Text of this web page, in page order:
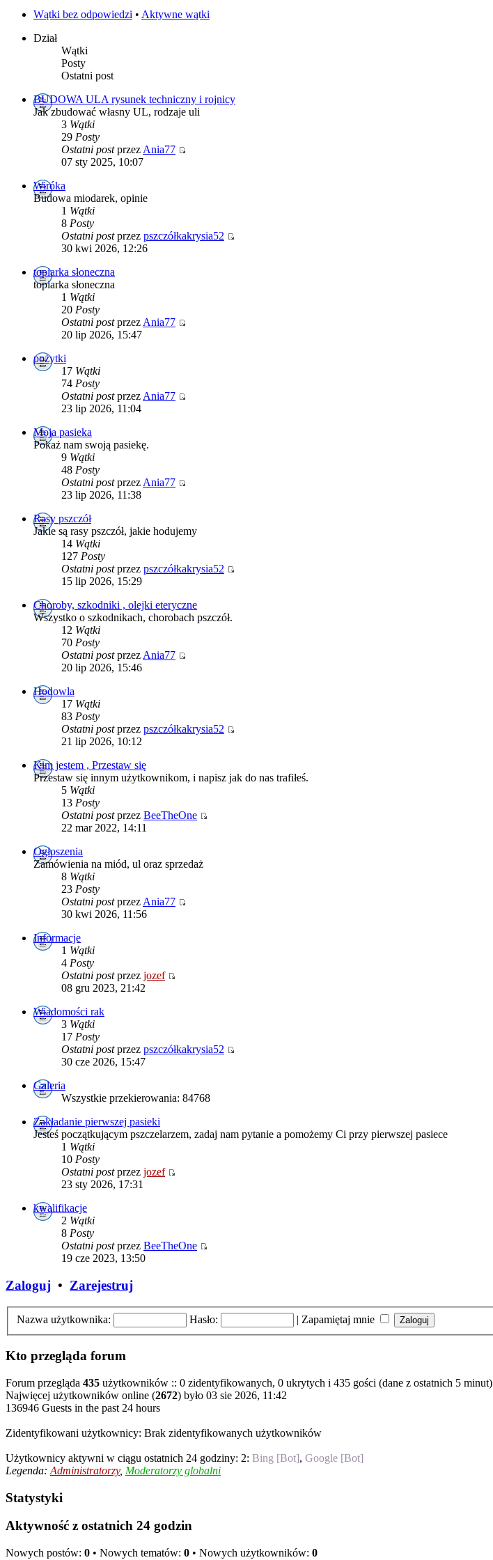
Wątki bez odpowiedzi • Aktywne wątki
Dział
Wątki
Posty
Ostatni post
BUDOWA ULA rysunek techniczny i rojnicy
Jak zbudować własny UL, rodzaje uli
3 Wątki
29 Posty
Ostatni postprzezAnia77
07 sty 2025, 10:07
Wiróka
Budowa miodarek, opinie
1 Wątki
8 Posty
Ostatni postprzez pszczółkakrysia52
30 kwi 2026, 12:26
topiarka słoneczna
topiarka słoneczna
1 Wątki
20 Posty
Ostatni postprzezAnia77
20 lip 2026, 15:47
pożytki
17 Wątki
74 Posty
Ostatni postprzezAnia77
23 lip 2026, 11:04
Moja pasieka
Pokaż nam swoją pasiekę.
9 Wątki
48 Posty
Ostatni postprzezAnia77
23 lip 2026, 11:38
Rasy pszczół
Jakie są rasy pszczół, jakie hodujemy
14 Wątki
127 Posty
Ostatni postprzez pszczółkakrysia52
15 lip 2026, 15:29
Choroby, szkodniki , olejki eteryczne
Wszystko o szkodnikach, chorobach pszczół.
12 Wątki
70 Posty
Ostatni postprzezAnia77
20 lip 2026, 15:46
Hodowla
17 Wątki
83 Posty
Ostatni postprzez pszczółkakrysia52
21 lip 2026, 10:12
Kim jestem , Przestaw się
Przestaw się innym użytkownikom, i napisz jak do nas trafiłeś.
5 Wątki
13 Posty
Ostatni postprzez BeeTheOne
22 mar 2022, 14:11
Ogłoszenia
Zamówienia na miód, ul oraz sprzedaż
8 Wątki
23 Posty
Ostatni postprzezAnia77
30 kwi 2026, 11:56
Informacje
1 Wątki
4 Posty
Ostatni postprzez jozef
08 gru 2023, 21:42
Wiadomości rak
3 Wątki
17 Posty
Ostatni postprzez pszczółkakrysia52
30 cze 2026, 15:47
Galeria
Wszystkie przekierowania: 84768
Zakładanie pierwszej pasieki
Jesteś początkującym pszczelarzem, zadaj nam pytanie a pomożemy Ci przy pierwszej pasiece
1 Wątki
10 Posty
Ostatni postprzez jozef
23 sty 2026, 17:31
kwalifikacje
2 Wątki
8 Posty
Ostatni postprzez BeeTheOne
19 cze 2023, 13:50
Zaloguj • Zarejestruj
Nazwa użytkownika: Hasło: | Zapamiętaj mnie
Kto przegląda forum
Forum przegląda 435 użytkowników :: 0 zidentyfikowanych, 0 ukrytych i 435 gości (dane z ostatnich 5 minut)
Najwięcej użytkowników online (2672) było 03 sie 2026, 11:42
136946 Guests in the past 24 hours
Zidentyfikowani użytkownicy: Brak zidentyfikowanych użytkowników
Użytkownicy aktywni w ciągu ostatnich 24 godziny: 2: Bing [Bot], Google [Bot]
Legenda: Administratorzy, Moderatorzy globalni
Statystyki
Aktywność z ostatnich 24 godzin
Nowych postów: 0 • Nowych tematów: 0 • Nowych użytkowników: 0